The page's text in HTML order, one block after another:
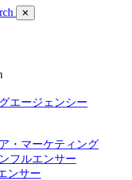
✕
エージェンシー
・マーケティング
フルエンサー
ンサー